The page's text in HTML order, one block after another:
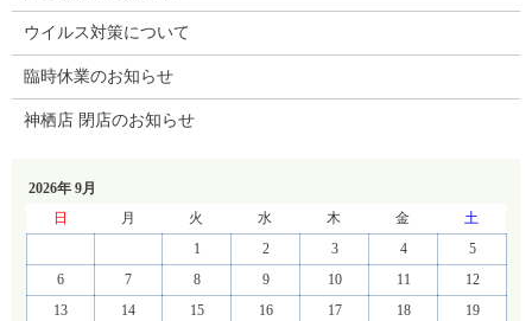
ウイルス対策について
臨時休業のお知らせ
神栖店 閉店のお知らせ
2026年 9月
日
月 火 水 木 金
土
1
2 3 4
5
6
7 8 9 10 11
12
13
14 15 16 17 18
19